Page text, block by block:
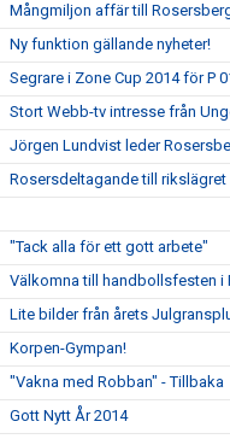
Mångmiljon affär till
Ny funktion gällande nyheter!
Segrare i Zone Cup 2014 för P
Stort Webb-tv intresse från
Jörgen Lundvist leder
Rosersdeltagande till rikslägret
"Tack alla för ett gott arbete"
Välkomna till handbollsfesten i
Lite bilder från årets
Korpen-Gympan!
"Vakna med Robban" - Tillbaka
Gott Nytt År 2014